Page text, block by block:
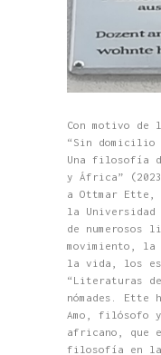
Con motivo
“Sin domicilio
Una filosofía
y África”
a Ottmar Ette,
la Universidad
de
movimiento,
la vida, los
“Literaturas
nómades. Ette
Amo, filósofo
africano, que
filosofía en las